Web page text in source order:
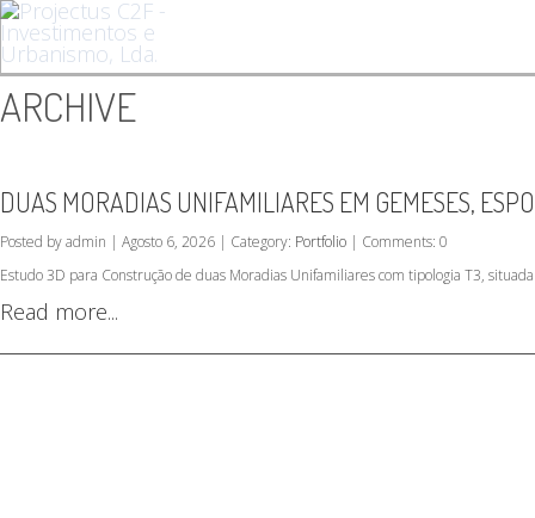
ARCHIVE
DUAS MORADIAS UNIFAMILIARES EM GEMESES,
Posted by admin | Agosto 6, 2026 | Category: Portfolio | Comments: 0
Estudo 3D para Construção de duas Moradias Unifamiliares com tipologia T3,
Read more...